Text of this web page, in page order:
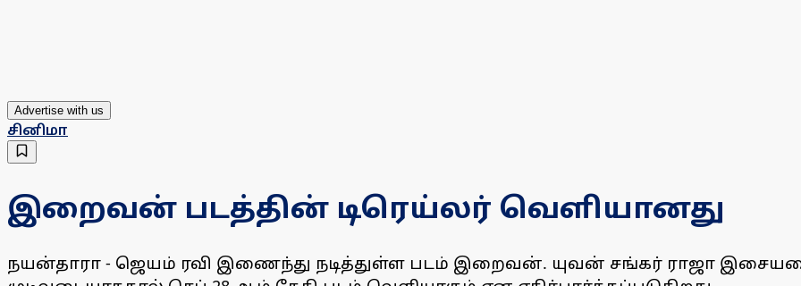
Advertise with us
சினிமா
இறைவன் படத்தின் டிரெய்லர் வெளியானது
நயன்தாரா - ஜெயம் ரவி இணைந்து நடித்துள்ள படம் இறைவன். யுவன் சங்கர் ராஜா